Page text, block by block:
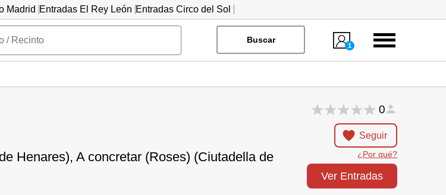
Madrid Entradas El Rey León Entradas Circo del Sol
Buscar
1
Menú
Henares), A concretar (Roses) (Ciutadella de
0
Seguir
¿Por qué?
Ver Entradas